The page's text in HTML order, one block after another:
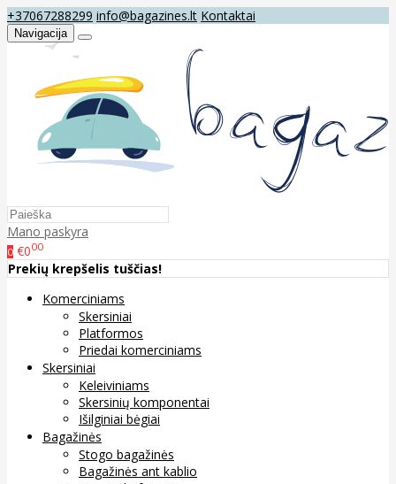
+37067288299 info@bagazines.lt Kontaktai
Navigacija
Mano paskyra
0 €000
Prekių krepšelis tuščias!
Komerciniams
Skersiniai
Platformos
Priedai komerciniams
Skersiniai
Keleiviniams
Skersinių komponentai
Išilginiai bėgiai
Bagažinės
Stogo bagažinės
Bagažinės ant kablio